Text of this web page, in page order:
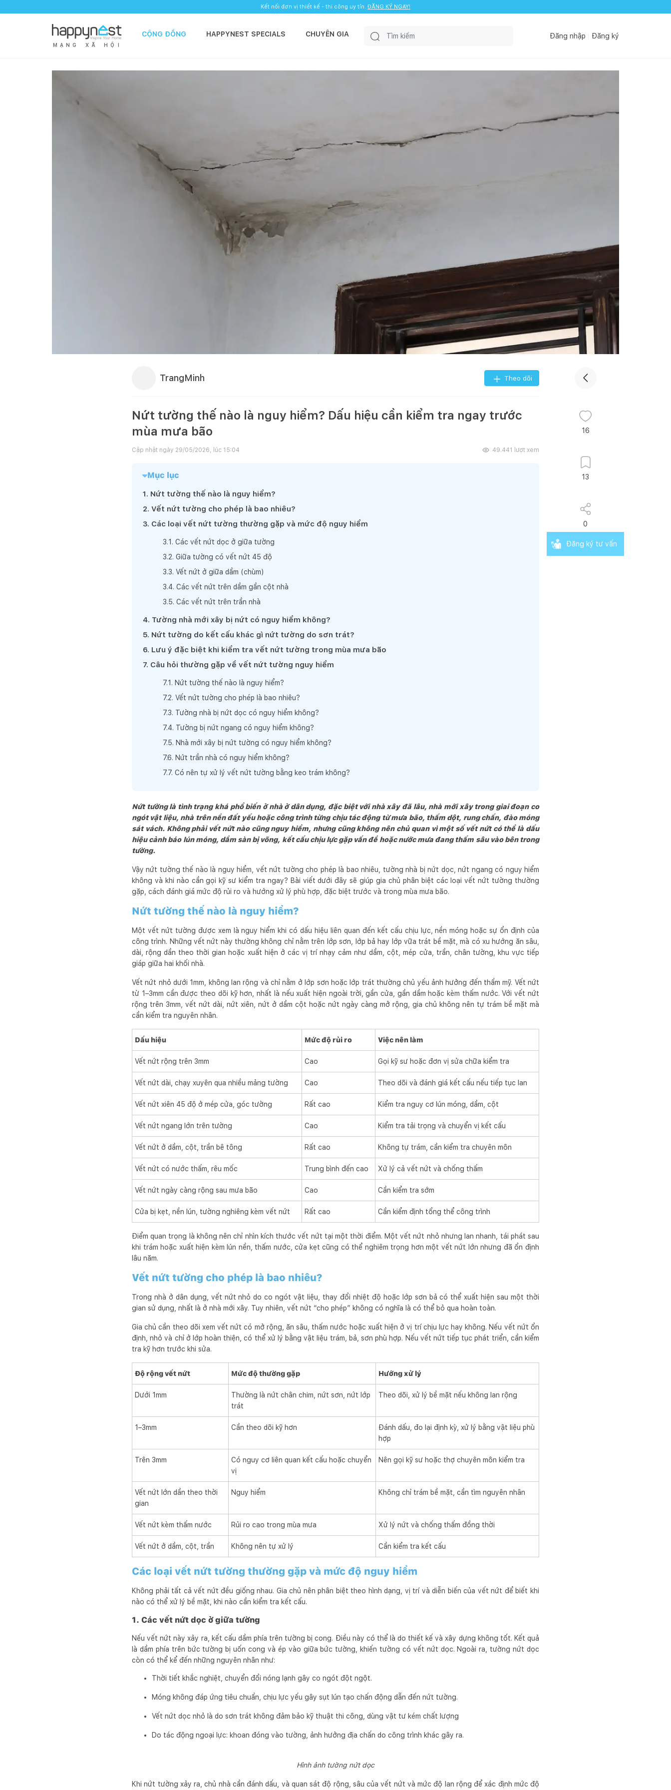
Kết nối đơn vị thiết kế - thi công uy tín. ĐĂNG KÝ NGAY!
M Ạ N G X Ã H Ộ I
CỘNG ĐỒNG HAPPYNEST SPECIALS CHUYÊN GIA Đăng nhập Đăng ký
TrangMinh Theo dõi
Nứt tường thế nào là nguy hiểm? Dấu hiệu cần kiểm tra ngay trước
mùa mưa bão
Cập nhật ngày 29/05/2026, lúc 15:04 49.441 lượt xem
Mục lục
1. Nứt tường thế nào là nguy hiểm?
2. Vết nứt tường cho phép là bao nhiêu?
3. Các loại vết nứt tường thường gặp và mức độ nguy hiểm
3.1 . Các vết nứt dọc ở giữa tường
3.2. Giữa tường có vết nứt 45 độ
3.3. Vết nứt ở giữa dầm (chùm)
3.4. Các vết nứt trên dầm gần cột nhà
3.5. Các vết nứt trên trần nhà
4. Tường nhà mới xây bị nứt có nguy hiểm không?
5. Nứt tường do kết cấu khác gì nứt tường do sơn trát?
6. Lưu ý đặc biệt khi kiểm tra vết nứt tường trong mùa mưa bão
7. Câu hỏi thường gặp về vết nứt tường nguy hiểm
7.1 . Nứt tường thế nào là nguy hiểm?
7.2. Vết nứt tường cho phép là bao nhiêu?
7.3. Tường nhà bị nứt dọc có nguy hiểm không?
7.4. Tường bị nứt ngang có nguy hiểm không?
7.5. Nhà mới xây bị nứt tường có nguy hiểm không?
7.6. Nứt trần nhà có nguy hiểm không?
7.7. Có nên tự xử lý vết nứt tường bằng keo trám không?
Nứt tường là tình trạng khá phổ biến ở nhà ở dân dụng, đặc biệt với nhà xây đã lâu, nhà mới xây trong giai đoạn co
ngót vật liệu, nhà trên nền đất yếu hoặc công trình từng chịu tác động từ mưa bão, thấm dột, rung chấn, đào móng
sát vách. Không phải vết nứt nào cũng nguy hiểm, nhưng cũng không nên chủ quan vì một số vết nứt có thể là dấu
hiệu cảnh báo lún móng, dầm sàn bị võng, kết cấu chịu lực gặp vấn đề hoặc nước mưa đang thấm sâu vào bên trong
tường.
Vậy nứt tường thế nào là nguy hiểm, vết nứt tường cho phép là bao nhiêu, tường nhà bị nứt dọc, nứt ngang có nguy hiểm
không và khi nào cần gọi kỹ sư kiểm tra ngay? Bài viết dưới đây sẽ giúp gia chủ phân biệt các loại vết nứt tường thường
gặp, cách đánh giá mức độ rủi ro và hướng xử lý phù hợp, đặc biệt trước và trong mùa mưa bão.
Nứt tường thế nào là nguy hiểm?
Một vết nứt tường được xem là nguy hiểm khi có dấu hiệu liên quan đến kết cấu chịu lực, nền móng hoặc sự ổn định của
công trình. Những vết nứt này thường không chỉ nằm trên lớp sơn, lớp bả hay lớp vữa trát bề mặt, mà có xu hướng ăn sâu,
dài, rộng dần theo thời gian hoặc xuất hiện ở các vị trí nhạy cảm như dầm, cột, mép cửa, trần, chân tường, khu vực tiếp
giáp giữa hai khối nhà.
Vết nứt nhỏ dưới 1mm, không lan rộng và chỉ nằm ở lớp sơn hoặc lớp trát thường chủ yếu ảnh hưởng đến thẩm mỹ. Vết nứt
từ 1–3mm cần được theo dõi kỹ hơn, nhất là nếu xuất hiện ngoài trời, gần cửa, gần dầm hoặc kèm thấm nước. Với vết nứt
rộng trên 3mm, vết nứt dài, nứt xiên, nứt ở dầm cột hoặc nứt ngày càng mở rộng, gia chủ không nên tự trám bề mặt mà
cần kiểm tra nguyên nhân.
Dấu hiệu Mức độ rủi ro Việc nên làm
Vết nứt rộng trên 3mm Cao Gọi kỹ sư hoặc đơn vị sửa chữa kiểm tra
Vết nứt dài, chạy xuyên qua nhiều mảng tường Cao Theo dõi và đánh giá kết cấu nếu tiếp tục lan
Vết nứt xiên 45 độ ở mép cửa, góc tường Rất cao Kiểm tra nguy cơ lún móng, dầm, cột
Vết nứt ngang lớn trên tường Cao Kiểm tra tải trọng và chuyển vị kết cấu
Vết nứt ở dầm, cột, trần bê tông Rất cao Không tự trám, cần kiểm tra chuyên môn
Vết nứt có nước thấm, rêu mốc Trung bình đến cao Xử lý cả vết nứt và chống thấm
Vết nứt ngày càng rộng sau mưa bão Cao Cần kiểm tra sớm
Cửa bị kẹt, nền lún, tường nghiêng kèm vết nứt Rất cao Cần kiểm định tổng thể công trình
Điểm quan trọng là không nên chỉ nhìn kích thước vết nứt tại một thời điểm. Một vết nứt nhỏ nhưng lan nhanh, tái phát sau
khi trám hoặc xuất hiện kèm lún nền, thấm nước, cửa kẹt cũng có thể nghiêm trọng hơn một vết nứt lớn nhưng đã ổn định
lâu năm.
Vết nứt tường cho phép là bao nhiêu?
Trong nhà ở dân dụng, vết nứt nhỏ do co ngót vật liệu, thay đổi nhiệt độ hoặc lớp sơn bả có thể xuất hiện sau một thời
gian sử dụng, nhất là ở nhà mới xây. Tuy nhiên, vết nứt “cho phép” không có nghĩa là có thể bỏ qua hoàn toàn.
Gia chủ cần theo dõi xem vết nứt có mở rộng, ăn sâu, thấm nước hoặc xuất hiện ở vị trí chịu lực hay không. Nếu vết nứt ổn
định, nhỏ và chỉ ở lớp hoàn thiện, có thể xử lý bằng vật liệu trám, bả, sơn phù hợp. Nếu vết nứt tiếp tục phát triển, cần kiểm
tra kỹ hơn trước khi sửa.
Độ rộng vết nứt Mức độ thường gặp Hướng xử lý
Dưới 1mm
Thường là nứt chân chim, nứt sơn, nứt lớp
trát
Theo dõi, xử lý bề mặt nếu không lan rộng
1–3mm Cần theo dõi kỹ hơn
Đánh dấu, đo lại định kỳ, xử lý bằng vật liệu phù
hợp
Trên 3mm
Có nguy cơ liên quan kết cấu hoặc chuyển
vị
Nên gọi kỹ sư hoặc thợ chuyên môn kiểm tra
Vết nứt lớn dần theo thời
gian
Nguy hiểm Không chỉ trám bề mặt, cần tìm nguyên nhân
Vết nứt kèm thấm nước Rủi ro cao trong mùa mưa Xử lý nứt và chống thấm đồng thời
Vết nứt ở dầm, cột, trần Không nên tự xử lý Cần kiểm tra kết cấu
Các loại vết nứt tường thường gặp và mức độ nguy hiểm
Không phải tất cả vết nứt đều giống nhau. Gia chủ nên phân biệt theo hình dạng, vị trí và diễn biến của vết nứt để biết khi
nào có thể xử lý bề mặt, khi nào cần kiểm tra kết cấu.
1. Các vết nứt dọc ở giữa tường
Nếu vết nứt này xảy ra, kết cấu dầm phía trên tường bị cong. Điều này có thể là do thiết kế và xây dựng không tốt. Kết quả
là dầm phía trên bức tường bị uốn cong và ép vào giữa bức tường, khiến tường có vết nứt dọc. Ngoài ra, tường nứt dọc
còn có thể kể đến những nguyên nhân như:
Thời tiết khắc nghiệt, chuyển đổi nóng lạnh gây co ngót đột ngột.
Móng không đáp ứng tiêu chuẩn, chịu lực yếu gây sụt lún tạo chấn động dẫn đến nứt tường.
Vết nứt dọc nhỏ là do sơn trát không đảm bảo kỹ thuật thi công, dùng vật tư kém chất lượng
Do tác động ngoại lực: khoan đóng vào tường, ảnh hưởng địa chấn do công trình khác gây ra.
Hình ảnh tường nứt dọc
Khi nứt tường xảy ra, chủ nhà cần đánh dấu, và quan sát độ rộng, sâu của vết nứt và mức độ lan rộng để xác định mức độ
16
13
0
Đăng ký tư vấn